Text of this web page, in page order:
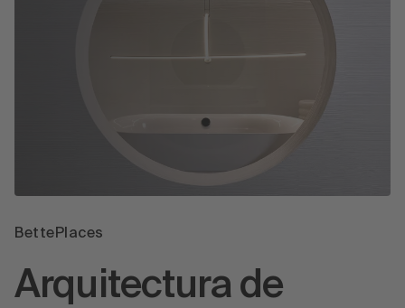
BettePlaces
Arquitectura de